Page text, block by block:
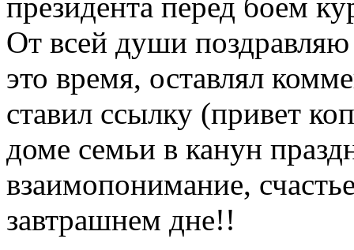
От всей души
это время, оставлял
ставил ссылку (привет
доме семьи в канун
взаимопонимание,
завтрашнем дне!!